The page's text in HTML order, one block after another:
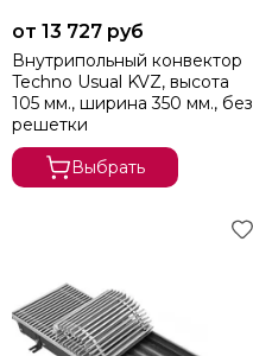
от 13 727 руб
Внутрипольный конвектор
Techno Usual KVZ, высота
105 мм., ширина 350 мм., без
решетки
Выбрать